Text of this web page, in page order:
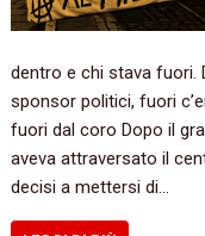
dentro e chi stava fuori.
sponsor politici, fuori
fuori dal coro Dopo il
aveva attraversato il
decisi a mettersi di…